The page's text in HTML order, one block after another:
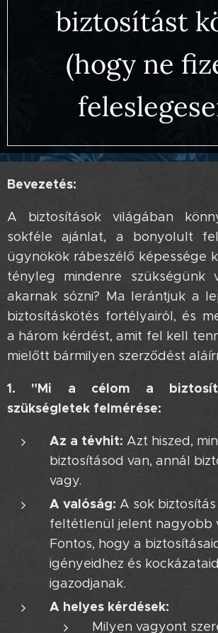
biztosítást
(hogy ne
Bevezetés:
A biztosítások világában
sokféle ajánlat, a bonyolult
ügynökök rábeszélő képessége
tényleg mindenre szükségünk
akarnak sózni? Ma lerántjuk a
biztosításkötés fortélyairól, és
a három kérdést, amit fel kell
mielőtt bármilyen szerződést
1. "Mi a célom a
szükségletek felmérése:
Az a tévhit: Azt hiszed,
biztosításod van, annál
vagy.
A valóság: A sok
feltétlenül jelent nagyobb
Fontos, hogy a
igényeidhez és
igazodjanak.
A helyes kérdések:
Milyen vagyont